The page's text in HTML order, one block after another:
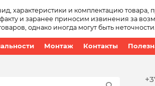
характеристики и комплектацию товара,
и заранее приносим извинения за
однако иногда могут быть
Монтаж Контакты